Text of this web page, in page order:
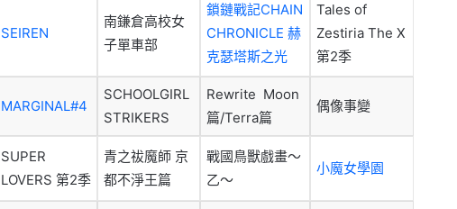
SEIREN
南鎌倉高校女
子單車部
鎖鏈戰記CHAIN
CHRONICLE 赫
克瑟塔斯之光
Tales of
Zestiria The X
第2季
MARGINAL#4
SCHOOLGIRL
STRIKERS
Rewrite Moon
篇/Terra篇
偶像事變
SUPER
LOVERS 第2季
青之祓魔師 京
都不淨王篇
戰國鳥獸戲畫～
乙～
小魔女學園